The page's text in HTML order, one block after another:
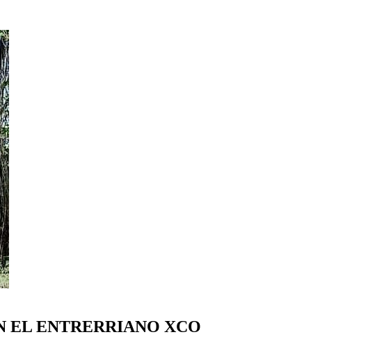
EL ENTRERRIANO XCO